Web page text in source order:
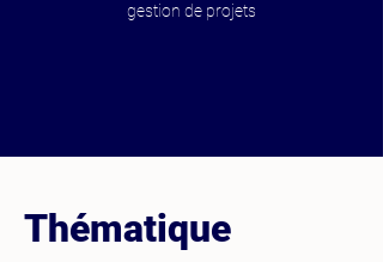
gestion de projets
Thématique